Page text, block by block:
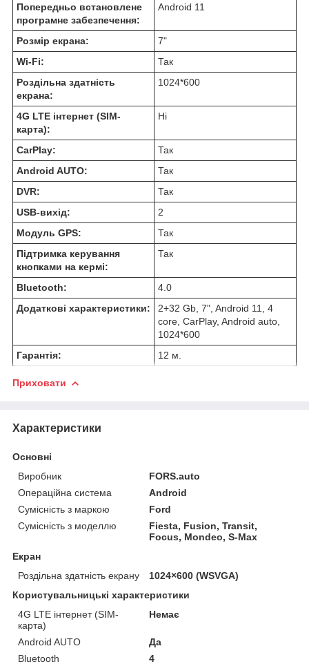
Попередньо встановлене
програмне забезпечення:
Android 11
Розмір екрана:
7"
Wi-Fi:
Так
Роздільна здатність
екрана:
1024*600
4G LTE інтернет (SIM-
карта):
Ні
CarPlay:
Так
Android AUTO:
Так
DVR:
Так
USB-вихід:
2
Модуль GPS:
Так
Підтримка керування
кнопками на кермі:
Так
Bluetooth:
4.0
Додаткові характеристики:
2+32 Gb, 7", Android 11, 4
core, CarPlay, Android auto,
1024*600
Гарантія:
12 м.
Приховати
Характеристики
Основні
Виробник
FORS.auto
Операційна система
Android
Сумісність з маркою
Ford
Сумісність з моделлю
Fiesta, Fusion, Transit,
Focus, Mondeo, S-Max
Екран
Роздільна здатність екрану
1024×600 (WSVGA)
Користувальницькі характеристики
4G LTE інтернет (SIM-
карта)
Немає
Android AUTO
Да
Bluetooth
4